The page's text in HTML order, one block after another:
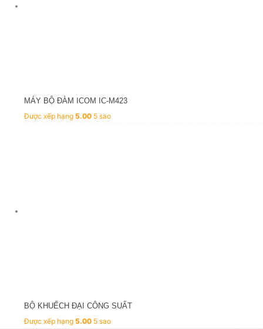
MÁY BỘ ĐÀM ICOM IC-M423
Được xếp hạng5.00 5 sao
BỘ KHUẾCH ĐẠI CÔNG SUẤT
Được xếp hạng5.00 5 sao